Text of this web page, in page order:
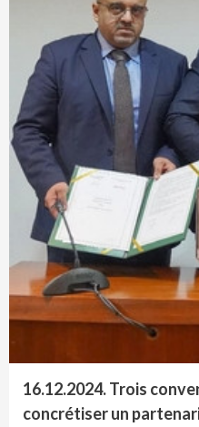
16.12.2024.Trois
concrétiser un